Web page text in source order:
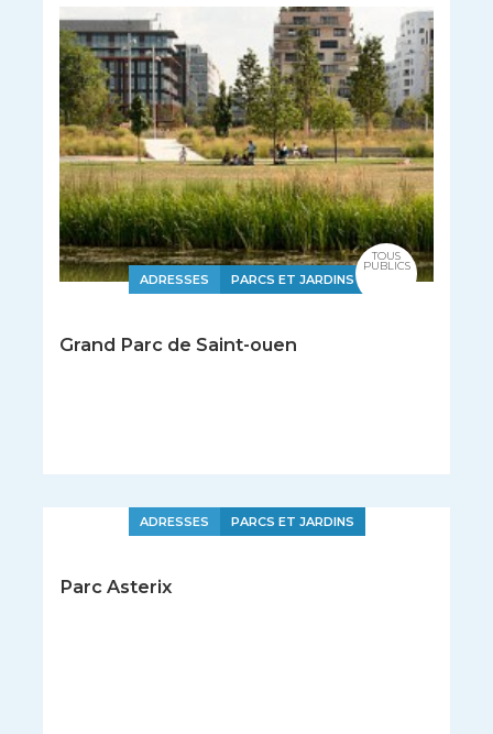
ADRESSES PARCS ET JARDINS
Grand Parc de Saint-ouen
TOUS
PUBLICS
ADRESSES PARCS ET JARDINS
Parc Asterix